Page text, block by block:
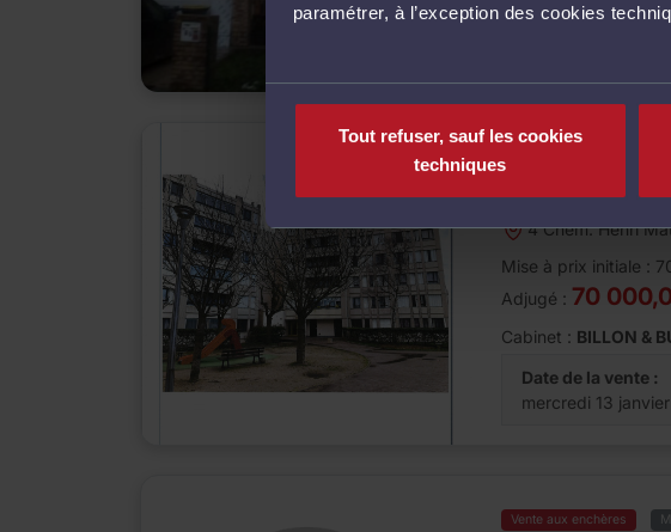
paramétrer, à l’exception des cookies
Tout refuser, sauf les cookies
techniques
Date de la vente :
APPARTEMENT
4 Chem. Henri
Mise à prix initiale :
Adjugé : 70
Cabinet : BILLON &
Date de la vente :
mercredi 13
Vente aux enchères